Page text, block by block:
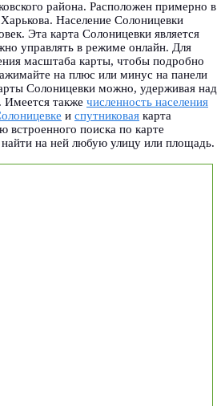
района. Расположен примерно в
Население Солоницевки
Эта карта Солоницевки является
управлять в режиме онлайн. Для
масштаба карты, чтобы подробно
на плюс или минус на панели
Солоницевки можно, удерживая над
также численность населения
и спутниковая карта
поиска по карте
на ней любую улицу или площадь.